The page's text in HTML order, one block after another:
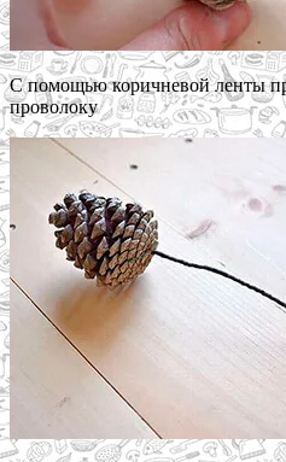
С помощью коричневой ленты
проволоку